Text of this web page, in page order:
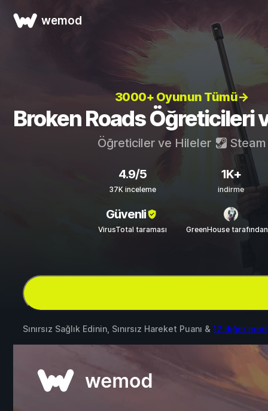
wemod
3000+ Oyunun Tümü→
Broken Roads Öğreticileri
Öğreticiler ve Hileler Steam
4.9/5
37K inceleme
1K+
indirme
Güvenli
VirusTotal taraması GreenHouse
Sınırsız Sağlık Edinin, Sınırsız Hareket Puanı & 12 diğer mod